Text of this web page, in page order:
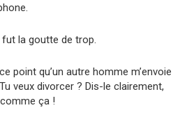
la goutte de trop.
point qu’un autre homme m’envoie
veux divorcer ? Dis-le clairement,
ça !